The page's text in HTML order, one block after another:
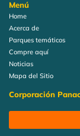
Menú
Home
Acerca de
Parques temáticos
Compre aquí
Noticias
Mapa del Sitio
Corporación